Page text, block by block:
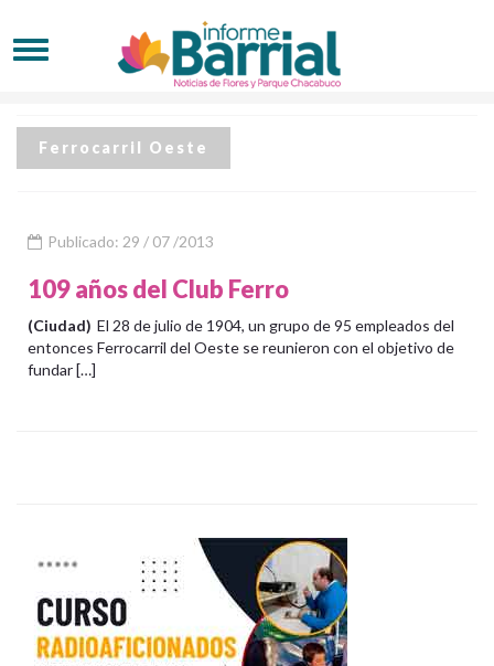
Ferrocarril Oeste
Publicado: 29 / 07 /2013
109 años del Club Ferro
(Ciudad) El 28 de julio de 1904, un grupo de 95 empleados del
entonces Ferrocarril del Oeste se reunieron con el objetivo de
fundar […]